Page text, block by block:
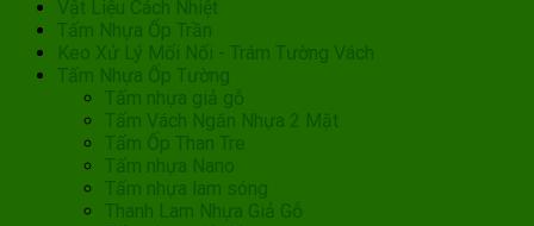
Vật Liệu Cách Nhiệt
Tấm Nhựa Ốp Trần
Keo Xử Lý Mối Nối - Trám Tường Vách
Tấm Nhựa Ốp Tường
Tấm nhựa giả gỗ
Tấm Vách Ngăn Nhựa 2 Mặt
Tấm Ốp Than Tre
Tấm nhựa Nano
Tấm nhựa lam sóng
Thanh Lam Nhựa Giả Gỗ